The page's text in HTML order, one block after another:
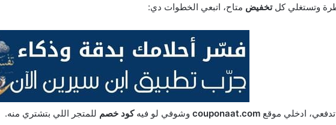
وتستغلي كلتخفيض متاح، اتبعي الخطوات دي:
ادخلي موقع couponaat.com وشوفي لو فيهكود خصم للمتجر اللي بتشتري منه.